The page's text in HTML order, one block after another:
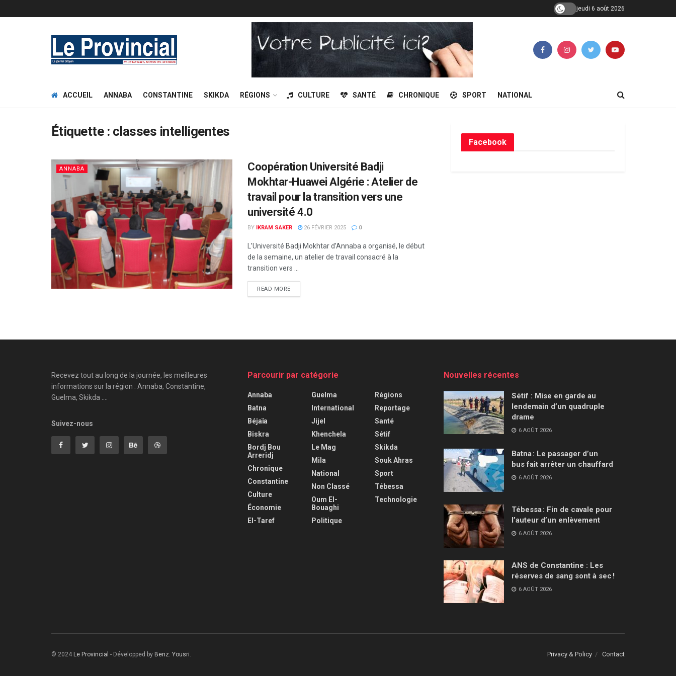
jeudi 6 août 2026
ACCUEIL ANNABA CONSTANTINE SKIKDA RÉGIONS CULTURE SANTÉ CHRONIQUE SPORT NATIONAL
Étiquette : classes intelligentes
ANNABA
Coopération Université Badji
Mokhtar-Huawei Algérie : Atelier de
travail pour la transition vers une
université 4.0
BY IKRAM SAKER 26 FÉVRIER 2025 0
L’Université Badji Mokhtar d’Annaba a organisé, le début
de la semaine, un atelier de travail consacré à la
transition vers ...
READ MORE
Facebook
Recevez tout au long de la journée, les meilleures
informations sur la région : Annaba, Constantine,
Guelma, Skikda ....
Suivez-nous
Parcourir par catégorie
Annaba
Batna
Béjaïa
Biskra
Bordj Bou
Arreridj
Chronique
Constantine
Culture
Économie
El-Taref
Guelma
International
Jijel
Khenchela
Le Mag
Mila
National
Non Classé
Oum El-
Bouaghi
Politique
Régions
Reportage
Santé
Sétif
Skikda
Souk Ahras
Sport
Tébessa
Technologie
Nouvelles récentes
Sétif : Mise en garde au
lendemain d’un quadruple
drame
6 AOÛT 2026
Batna : Le passager d’un
bus fait arrêter un chauffard
6 AOÛT 2026
Tébessa : Fin de cavale pour
l’auteur d’un enlèvement
6 AOÛT 2026
ANS de Constantine : Les
réserves de sang sont à sec !
6 AOÛT 2026
Privacy & Policy Contact
© 2024 Le Provincial - Développed by Benz. Yousri.